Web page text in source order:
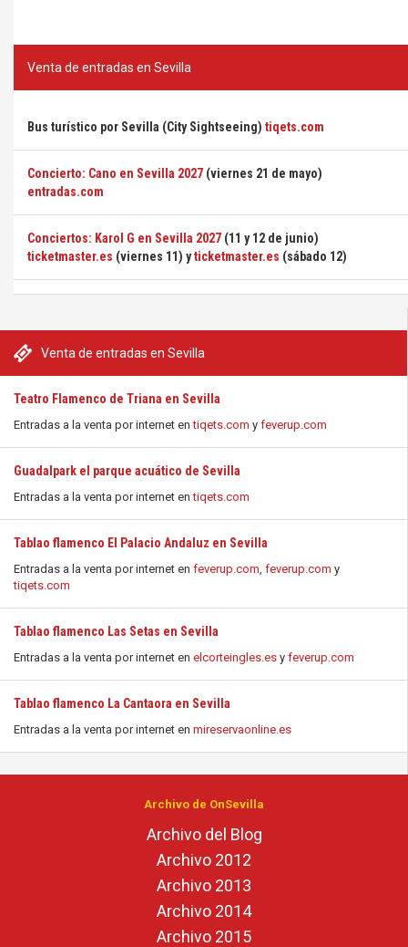
Venta de entradas en Sevilla
Teatro Flamenco de Triana en Sevilla
Entradas a la venta por internet entiqets.com y feverup.com
Guadalpark el parque acuático de Sevilla
Entradas a la venta por internet entiqets.com
Tablao flamenco El Palacio Andaluz en Sevilla
Entradas a la venta por internet en feverup.com, feverup.com y
tiqets.com
Tablao flamenco Las Setas en Sevilla
Entradas a la venta por internet en elcorteingles.es y feverup.com
Tablao flamenco La Cantaora en Sevilla
Entradas a la venta por internet en mireservaonline.es
Venta de entradas en Sevilla
Bus turístico por Sevilla (City Sightseeing) tiqets.com
Concierto: Cano en Sevilla 2027 (viernes 21 de mayo)
entradas.com
Conciertos: Karol G en Sevilla 2027 (11 y 12 de junio)
ticketmaster.es (viernes 11) yticketmaster.es (sábado 12)
Archivo de OnSevilla
Archivo del Blog
Archivo 2012
Archivo 2013
Archivo 2014
Archivo 2015